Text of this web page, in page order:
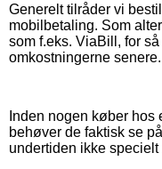
Generelt tilråder vi
mobilbetaling. Som
som f.eks. ViaBill, for
omkostningerne senere.
Inden nogen køber hos
behøver de faktisk se
undertiden ikke